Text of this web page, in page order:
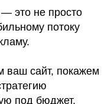
это не просто
потоку
ваш сайт, покажем
под бюджет,